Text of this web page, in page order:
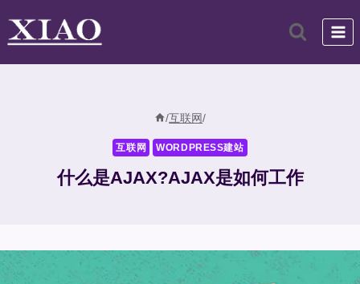
/互联网/
互联网 WORDPRESS建站
什么是AJAX?AJAX是如何工作